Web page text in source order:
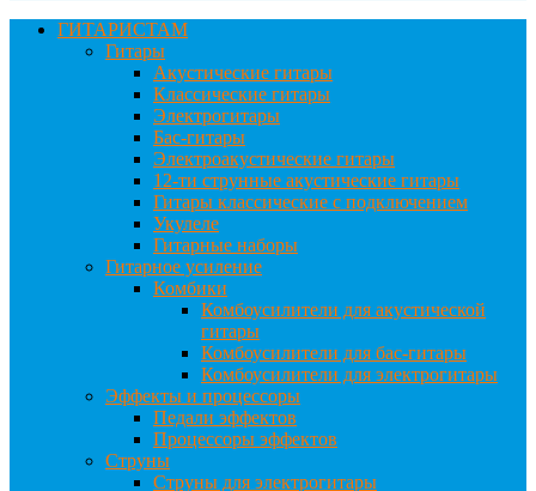
ГИТАРИСТАМ
Гитары
Акустические гитары
Классические гитары
Электрогитары
Бас-гитары
Электроакустические гитары
12-ти струнные акустические гитары
Гитары классические с подключением
Укулеле
Гитарные наборы
Гитарное усиление
Комбики
Комбоусилители для акустической
гитары
Комбоусилители для бас-гитары
Комбоусилители для электрогитары
Эффекты и процессоры
Педали эффектов
Процессоры эффектов
Струны
Струны для электрогитары